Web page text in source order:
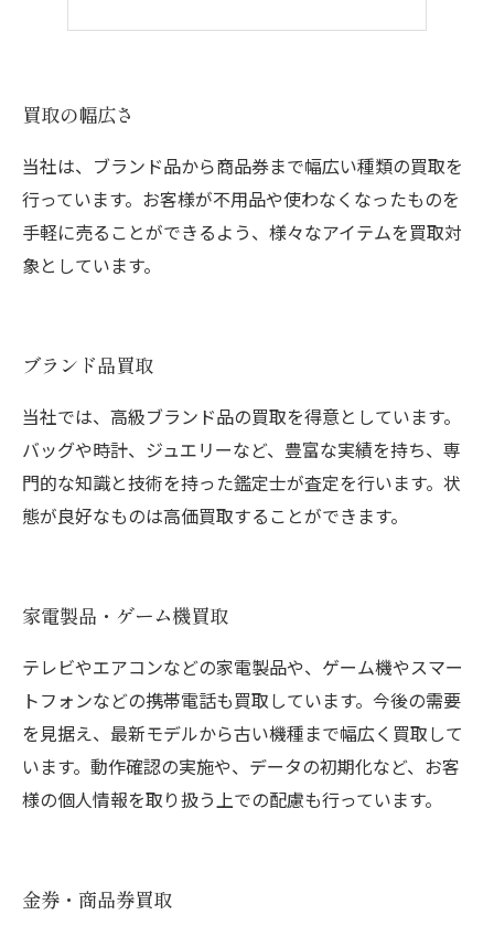
買取の幅広さ
当社は、ブランド品から商品券まで幅広い種類の買取を
行っています。お客様が不用品や使わなくなったものを
手軽に売ることができるよう、様々なアイテムを買取対
象としています。
ブランド品買取
当社では、高級ブランド品の買取を得意としています。
バッグや時計、ジュエリーなど、豊富な実績を持ち、専
門的な知識と技術を持った鑑定士が査定を行います。状
態が良好なものは高価買取することができます。
家電製品・ゲーム機買取
テレビやエアコンなどの家電製品や、ゲーム機やスマー
トフォンなどの携帯電話も買取しています。今後の需要
を見据え、最新モデルから古い機種まで幅広く買取して
います。動作確認の実施や、データの初期化など、お客
様の個人情報を取り扱う上での配慮も行っています。
金券・商品券買取